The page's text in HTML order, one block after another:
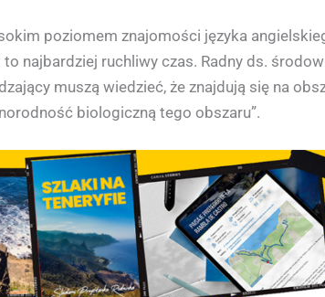
poziomem znajomości języka
najbardziej ruchliwy czas. Radny ds.
muszą wiedzieć, że znajdują się na
biologiczną tego obszaru”.